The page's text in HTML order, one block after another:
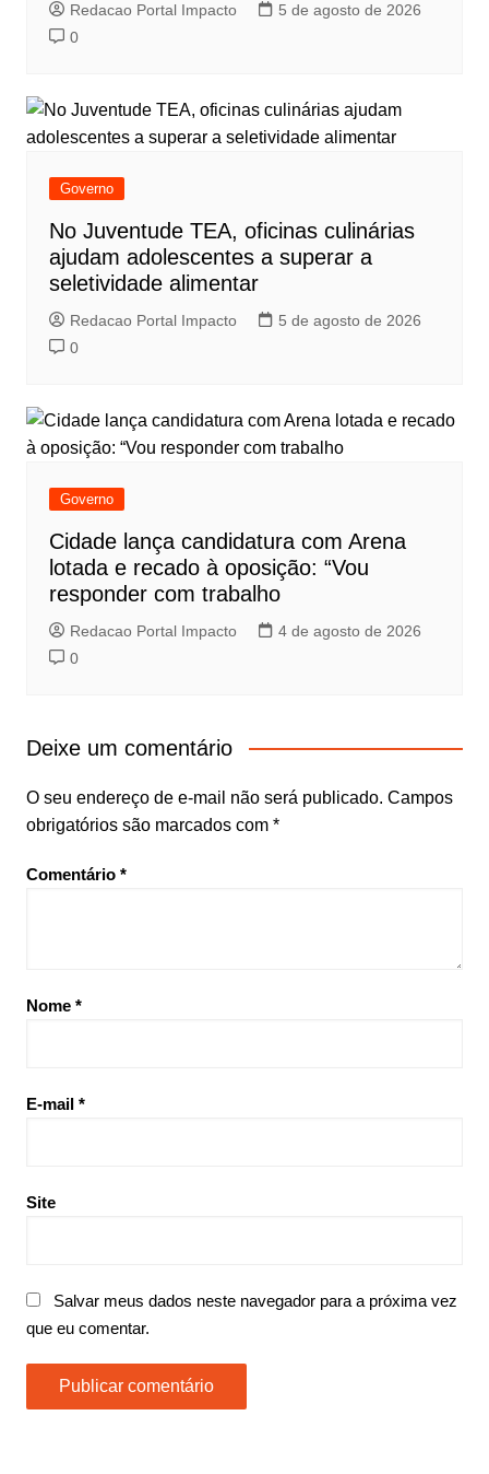
Redacao Portal Impacto
5 de agosto de 2026
0
Governo
No Juventude TEA, oficinas culinárias
ajudam adolescentes a superar a
seletividade alimentar
Redacao Portal Impacto
5 de agosto de 2026
0
Governo
Cidade lança candidatura com Arena
lotada e recado à oposição: “Vou
responder com trabalho
Redacao Portal Impacto
4 de agosto de 2026
0
Deixe um comentário
O seu endereço de e-mail não será publicado. Campos
obrigatórios são marcados com *
Comentário *
Nome *
E-mail *
Site
Salvar meus dados neste navegador para a próxima vez
que eu comentar.